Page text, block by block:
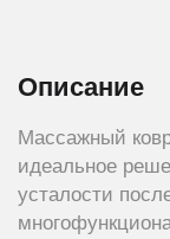
Описание
Массажный
идеальное
усталости